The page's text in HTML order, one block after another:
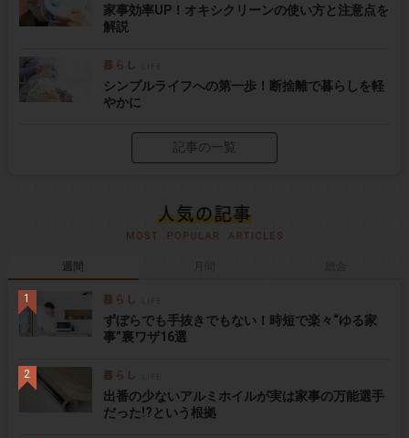
家事効率UP！オキシクリーンの使い方と注意点を
解説
シンプルライフへの第一歩！断捨離で暮らしを軽
やかに
記事の一覧
週間
ずぼらでも手抜きでもない！時短で楽々“ゆる家
事”裏ワザ16選
出番の少ないアルミホイルが実は家事の万能選手
だった!?という根拠